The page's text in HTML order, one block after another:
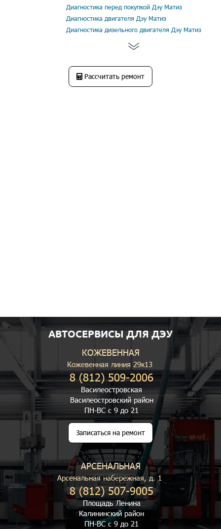
Диагностика перед покупкой Дэу Матиз
Диагностика двигателя Дэу Матиз
Диагностика дизельного двигателя Дэу Матиз
Рассчитать ремонт
АВТОСЕРВИСЫ ДЛЯ ДЭУ
КОЖЕВЕННАЯ
Кожевенная линия 29к13
8 (812) 509-2006
Василеостровская
Василеостровский район
ПН-ВС с 9 до 21
Записаться на ремонт
АРСЕНАЛЬНАЯ
Арсенальная набережная, д. 1
8 (812) 507-9005
Площадь Ленина
Калининский район
ПН-ВС с 9 до 21